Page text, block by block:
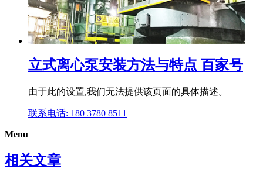
立式离心泵安装方法与特点 百家号
由于此的设置,我们无法提供该页面的具体描述。
联系电话: 180 3780 8511
Menu
相关文章